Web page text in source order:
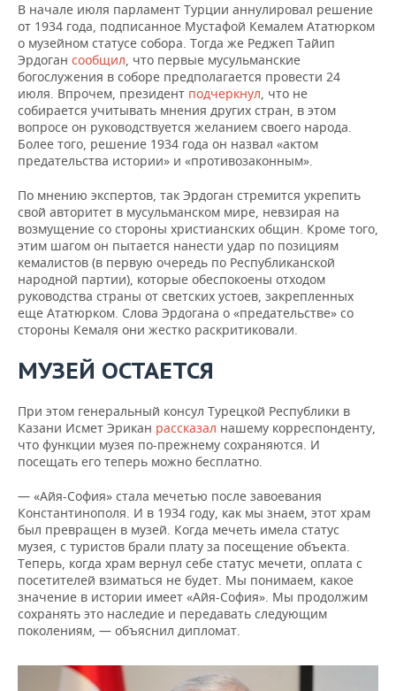
В начале июля парламент Турции аннулировал решение
от 1934 года, подписанное Мустафой Кемалем Ататюрком
о музейном статусе собора. Тогда же Реджеп Тайип
Эрдоган сообщил, что первые мусульманские
богослужения в соборе предполагается провести 24
июля. Впрочем, президент подчеркнул, что не
собирается учитывать мнения других стран, в этом
вопросе он руководствуется желанием своего народа.
Более того, решение 1934 года он назвал «актом
предательства истории» и «противозаконным».
По мнению экспертов, так Эрдоган стремится укрепить
свой авторитет в мусульманском мире, невзирая на
возмущение со стороны христианских общин. Кроме того,
этим шагом он пытается нанести удар по позициям
кемалистов (в первую очередь по Республиканской
народной партии), которые обеспокоены отходом
руководства страны от светских устоев, закрепленных
еще Ататюрком. Слова Эрдогана о «предательстве» со
стороны Кемаля они жестко раскритиковали.
МУЗЕЙ ОСТАЕТСЯ
При этом генеральный консул Турецкой Республики в
Казани Исмет Эрикан рассказал нашему корреспонденту,
что функции музея по-прежнему сохраняются. И
посещать его теперь можно бесплатно.
— «Айя-София» стала мечетью после завоевания
Константинополя. И в 1934 году, как мы знаем, этот храм
был превращен в музей. Когда мечеть имела статус
музея, с туристов брали плату за посещение объекта.
Теперь, когда храм вернул себе статус мечети, оплата с
посетителей взиматься не будет. Мы понимаем, какое
значение в истории имеет «Айя-София». Мы продолжим
сохранять это наследие и передавать следующим
поколениям, — объяснил дипломат.